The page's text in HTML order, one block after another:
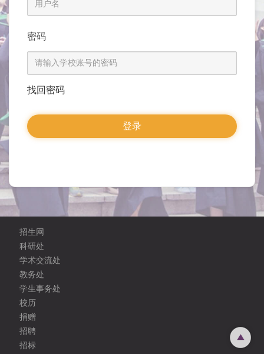
密码
找回密码
招生网
科研处
学术交流处
教务处
学生事务处
校历
捐赠
招聘
招标